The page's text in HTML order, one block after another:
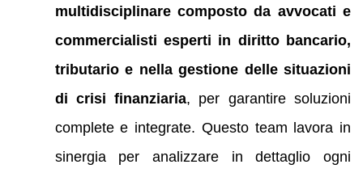
multidisciplinare composto da avvocati e
commercialisti esperti in diritto bancario,
tributario e nella gestione delle situazioni
di crisi finanziaria, per garantire soluzioni
complete e integrate. Questo team lavora in
sinergia per analizzare in dettaglio ogni